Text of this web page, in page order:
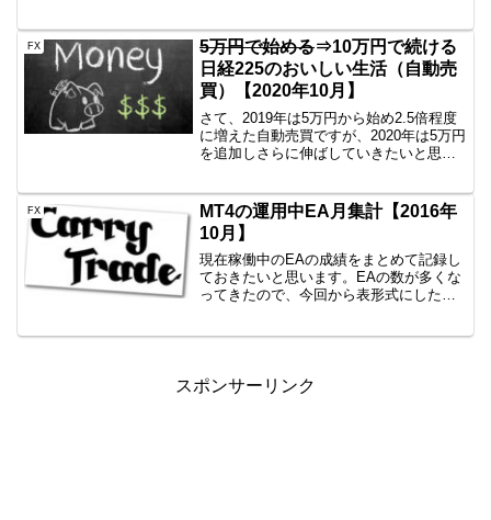
した。この調子で頼んます。ループイフ
ダン【ひまわり...
FX 5万円で始める⇒10万円で続ける
日経225のおいしい生活（自動売
買）【2020年10月】
さて、2019年は5万円から始め2.5倍程度
に増えた自動売買ですが、2020年は5万円
を追加しさらに伸ばしていきたいと思い
んかで日経225買えるわけないでしょ？
頭...
FX
MT4の運用中EA月集計【2016年
10月】
現在稼働中のEAの成績をまとめて記録し
ておきたいと思います。EAの数が多くな
ってきたので、今回から表形式にしたい
スポンサーリンク